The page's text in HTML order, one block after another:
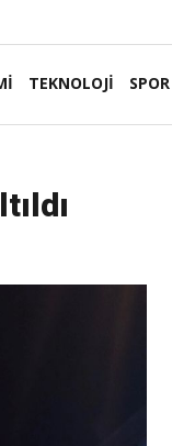
TEKNOLOJİ SPOR